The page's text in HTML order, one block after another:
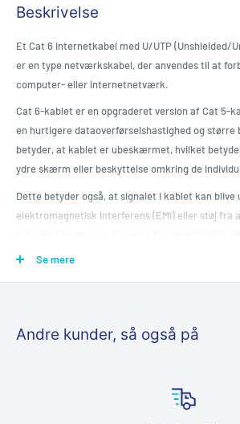
Beskrivelse
Et Cat 6 internetkabel med U/UTP (Unshielded/
er en type netværkskabel, der anvendes til at
computer- eller internetnetværk.
Cat 6-kablet er en opgraderet version af Cat 5-
en hurtigere dataoverførselshastighed og større
betyder, at kablet er ubeskærmet, hvilket
ydre skærm eller beskyttelse omkring de
Dette betyder også, at signalet i kablet kan blive
elektromagnetisk interferens (EMI) eller støj fra
være vigtigt at vælge den rigtige kabellængde og
formål, såsom tilslutning af computere, servere,
Tekniske specifikationer
Se mere
Andre kunder, så også på